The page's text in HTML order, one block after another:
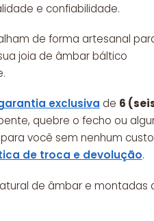
e confiabilidade.
de forma artesanal
joia de âmbar báltico
exclusiva de 6
quebre o fecho ou
você sem nenhum
de troca e devolução.
de âmbar e